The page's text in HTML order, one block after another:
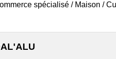
spécialisé / Maison /